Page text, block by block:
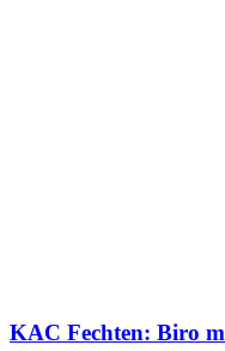
KAC Fechten: Biro